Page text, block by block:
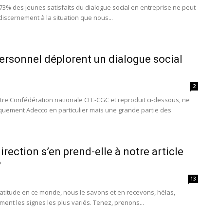
des jeunes satisfaits du dialogue social en entreprise ne peut
à la situation que nous...
déplorent un dialogue social
2
Confédération nationale CFE-CGC et reproduit ci-dessous, ne
Adecco en particulier mais une grande partie des
s’en prend-elle à notre article
13
en ce monde, nous le savons et en recevons, hélas,
les signes les plus variés. Tenez, prenons...